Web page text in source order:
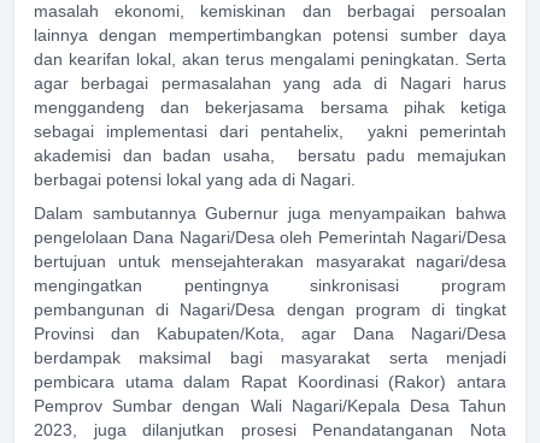
masalah ekonomi, kemiskinan dan berbagai persoalan
lainnya dengan mempertimbangkan potensi sumber daya
dan kearifan lokal, akan terus mengalami peningkatan. Serta
agar berbagai permasalahan yang ada di Nagari harus
menggandeng dan bekerjasama bersama pihak ketiga
sebagai implementasi dari pentahelix, yakni pemerintah
akademisi dan badan usaha, bersatu padu memajukan
berbagai potensi lokal yang ada di Nagari.
Dalam sambutannya Gubernur juga menyampaikan bahwa
pengelolaan Dana Nagari/Desa oleh Pemerintah Nagari/Desa
bertujuan untuk mensejahterakan masyarakat nagari/desa
mengingatkan pentingnya sinkronisasi program
pembangunan di Nagari/Desa dengan program di tingkat
Provinsi dan Kabupaten/Kota, agar Dana Nagari/Desa
berdampak maksimal bagi masyarakat serta menjadi
pembicara utama dalam Rapat Koordinasi (Rakor) antara
Pemprov Sumbar dengan Wali Nagari/Kepala Desa Tahun
2023, juga dilanjutkan prosesi Penandatanganan Nota